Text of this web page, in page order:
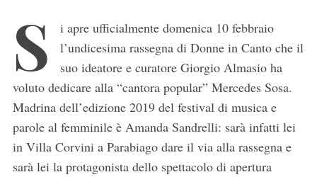
S
i apre ufficialmente domenica 10 febbraio
l’undicesima rassegna di Donne in Canto che il
suo ideatore e curatore Giorgio Almasio ha
voluto dedicare alla “cantora popular” Mercedes Sosa.
Madrina dell’edizione 2019 del festival di musica e
parole al femminile è Amanda Sandrelli: sarà infatti lei
in Villa Corvini a Parabiago dare il via alla rassegna e
sarà lei la protagonista dello spettacolo di apertura